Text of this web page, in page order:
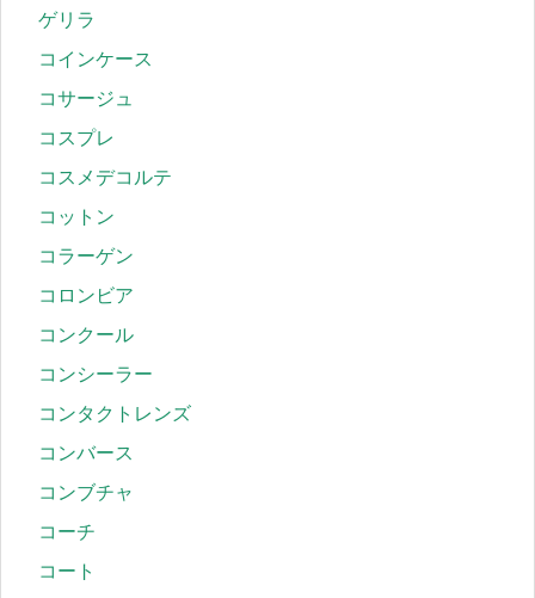
ゲリラ
コインケース
コサージュ
コスプレ
コスメデコルテ
コットン
コラーゲン
コロンビア
コンクール
コンシーラー
コンタクトレンズ
コンバース
コンブチャ
コーチ
コート